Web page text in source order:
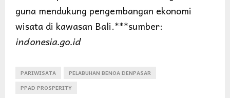
guna mendukung pengembangan ekonomi
wisata di kawasan Bali.***sumber:
indonesia.go.id
PARIWISATA
PELABUHAN BENOA DENPASAR
PPAD PROSPERITY